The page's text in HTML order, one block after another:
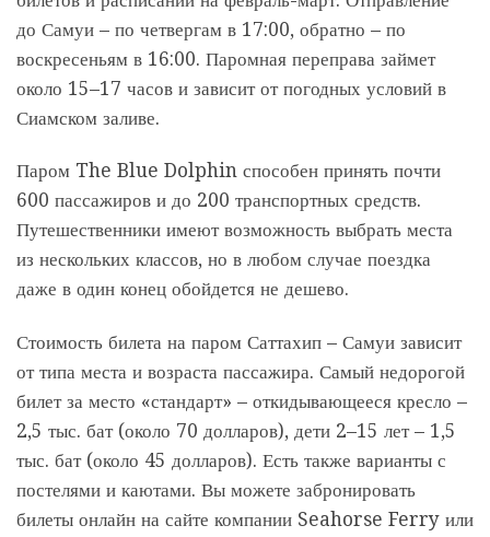
до Самуи – по четвергам в 17:00, обратно – по
воскресеньям в 16:00. Паромная переправа займет
около 15–17 часов и зависит от погодных условий в
Сиамском заливе.
Паром The Blue Dolphin способен принять почти
600 пассажиров и до 200 транспортных средств.
Путешественники имеют возможность выбрать места
из нескольких классов, но в любом случае поездка
даже в один конец обойдется не дешево.
Стоимость билета на паром Саттахип – Самуи зависит
от типа места и возраста пассажира. Самый недорогой
билет за место «стандарт» – откидывающееся кресло –
2,5 тыс. бат (около 70 долларов), дети 2–15 лет – 1,5
тыс. бат (около 45 долларов). Есть также варианты с
постелями и каютами. Вы можете забронировать
билеты онлайн на сайте компании Seahorse Ferry или